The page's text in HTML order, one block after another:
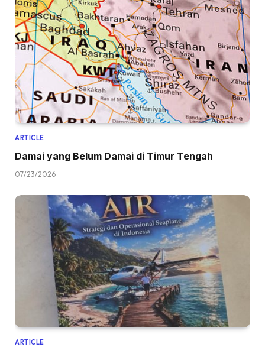
ARTICLE
Damai yang Belum Damai di Timur Tengah
07/23/2026
ARTICLE